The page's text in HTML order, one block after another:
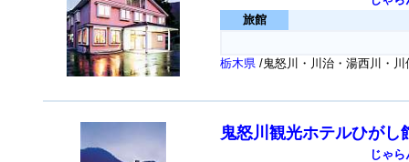
旅館
栃木県 /鬼怒川・川治・湯西川・
鬼怒川観光ホテルひがし
じゃら